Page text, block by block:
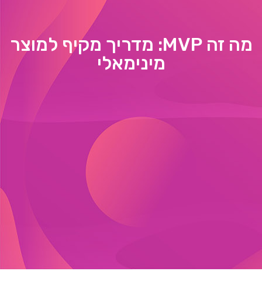
מה זה MVP: מדריך מקיף למוצר
מינימאלי